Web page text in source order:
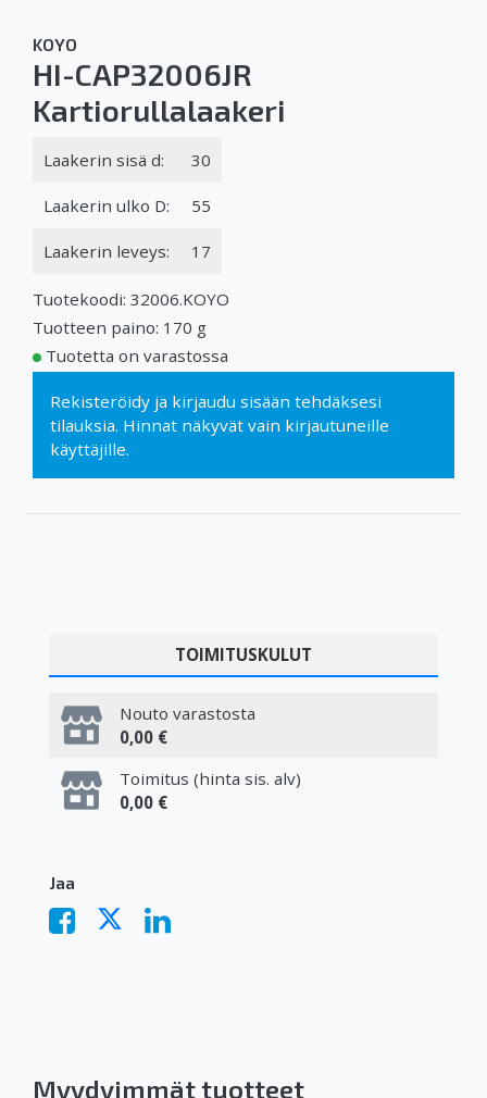
KOYO
HI-CAP32006JR
Kartiorullalaakeri
Laakerin sisä d: 30
Laakerin ulko D: 55
Laakerin leveys: 17
Tuotekoodi: 32006.KOYO
Tuotteen paino: 170 g
Tuotetta on varastossa
Rekisteröidy ja kirjaudu sisään tehdäksesi
tilauksia. Hinnat näkyvät vain kirjautuneille
käyttäjille.
TOIMITUSKULUT
Nouto varastosta
0,00 €
Toimitus (hinta sis. alv)
0,00 €
Jaa
Myydyimmät tuotteet